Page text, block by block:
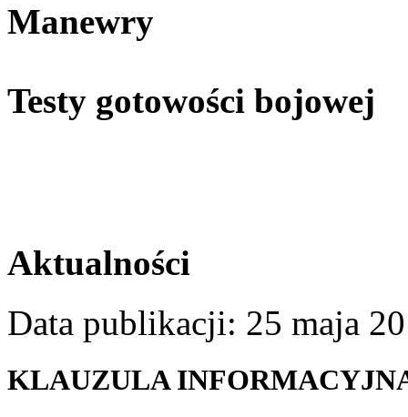
Manewry
Testy gotowości bojowej
Aktualności
Data publikacji: 25 maja
KLAUZULA